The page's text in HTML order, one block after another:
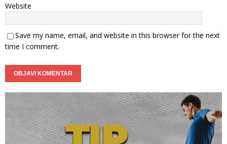
Website
Save my name, email, and website in this browser for the next
time I comment.